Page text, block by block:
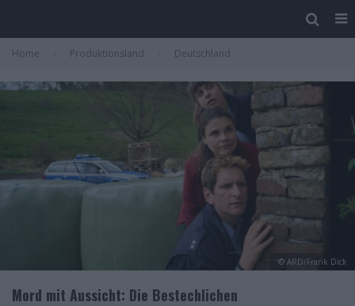
Home Produktionsland Deutschland
© ARD/Frank Dick
Mord mit Aussicht: Die Bestechlichen